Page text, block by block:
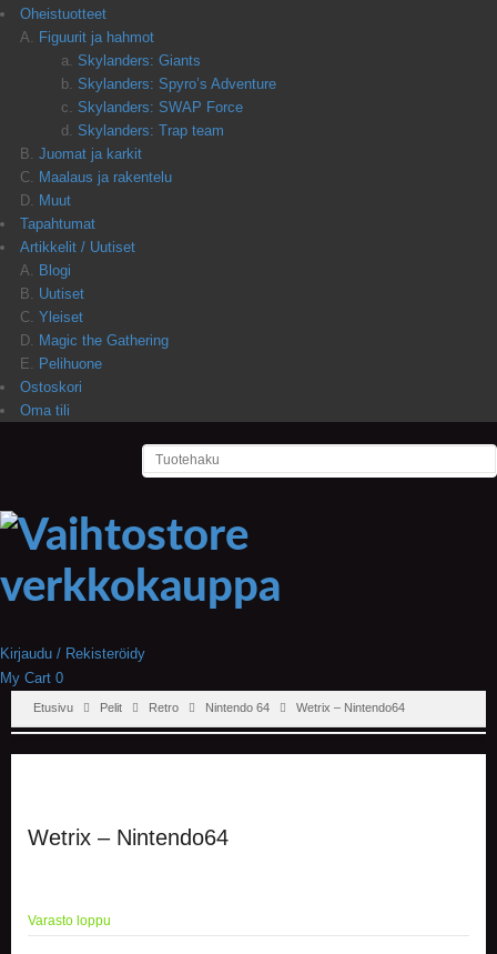
Oheistuotteet
Figuurit ja hahmot
Skylanders: Giants
Skylanders: Spyro’s Adventure
Skylanders: SWAP Force
Skylanders: Trap team
Juomat ja karkit
Maalaus ja rakentelu
Muut
Tapahtumat
Artikkelit / Uutiset
Blogi
Uutiset
Yleiset
Magic the Gathering
Pelihuone
Ostoskori
Oma tili
Kirjaudu / Rekisteröidy
My Cart 0
Etusivu Pelit Retro Nintendo 64 Wetrix – Nintendo64
Wetrix – Nintendo64
Varasto loppu